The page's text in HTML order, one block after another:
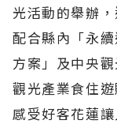
光活動的舉辦
配合縣內「永
方案」及中央
觀光產業食住
感受好客花蓮